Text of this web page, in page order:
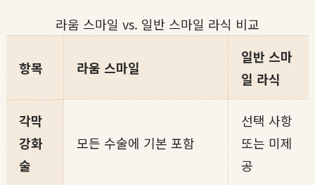
라움 스마일 vs. 일반 스마일 라식 비교
항목 라움 스마일
일반 스마
일 라식
각막
강화
술
모든 수술에 기본 포함
선택 사항
또는 미제
공